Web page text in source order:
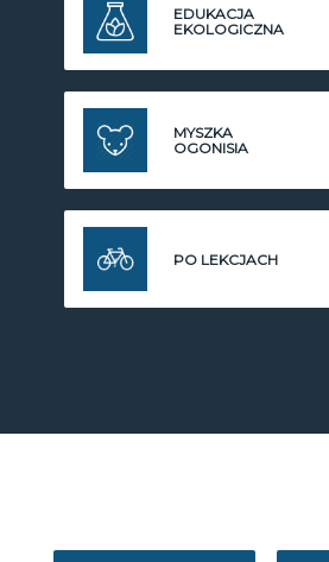
EDUKACJA
EKOLOGICZNA
MYSZKA
OGONISIA
PO LEKCJACH